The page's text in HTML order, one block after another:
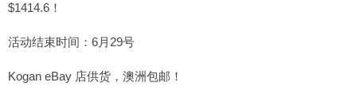
$1414.6！
活动结束时间：6月29号
Kogan eBay 店供货，澳洲包邮！